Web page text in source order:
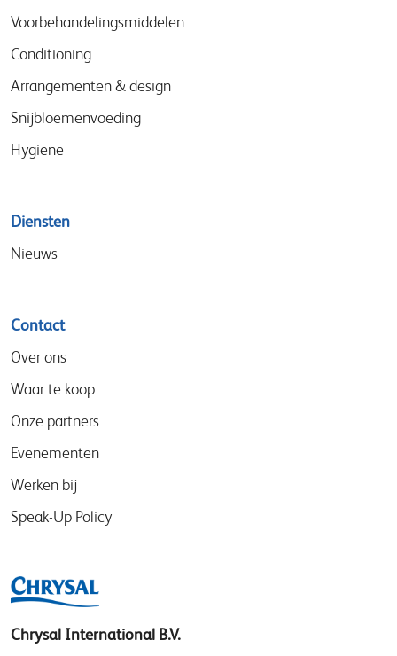
menu
Voorbehandelingsmiddelen
Conditioning
Arrangementen & design
Snijbloemenvoeding
Hygiene
Diensten
Nieuws
Contact
Over ons
Waar te koop
Onze partners
Evenementen
Werken bij
Speak-Up Policy
Chrysal International B.V.